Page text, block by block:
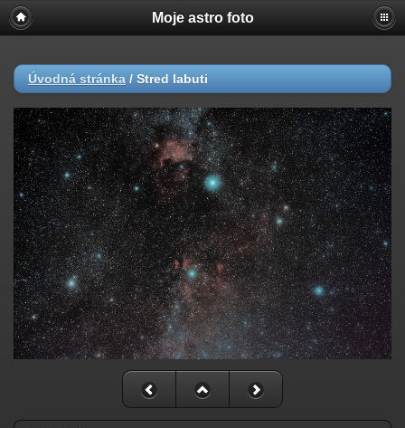
Moje astro foto
Úvodná stránka / Stred labuti